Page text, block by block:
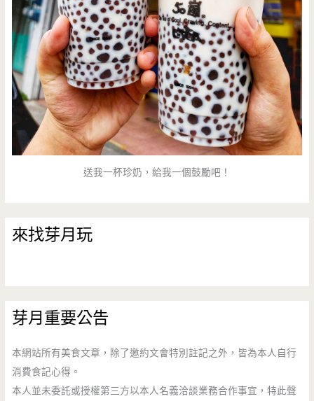
送我一杯珍奶，給我一個鼓勵吧！
來找芽月玩
芽月重要公告
本網站所有美食文章，除了邀約文會特別註記之外，皆為本人自行
消費食記心得。
本人並未委託或授權第三方以本人名義洽談業務合作事宜，特此聲